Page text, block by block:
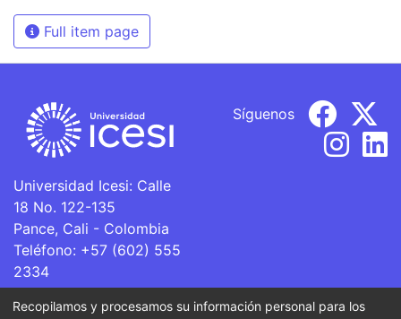
Full item page
Universidad Icesi: Calle
18 No. 122-135
Pance, Cali - Colombia
Teléfono: +57 (602) 555
2334
ventanillaunica@icesi.edu.co
Síguenos
Recopilamos y procesamos su información personal para los